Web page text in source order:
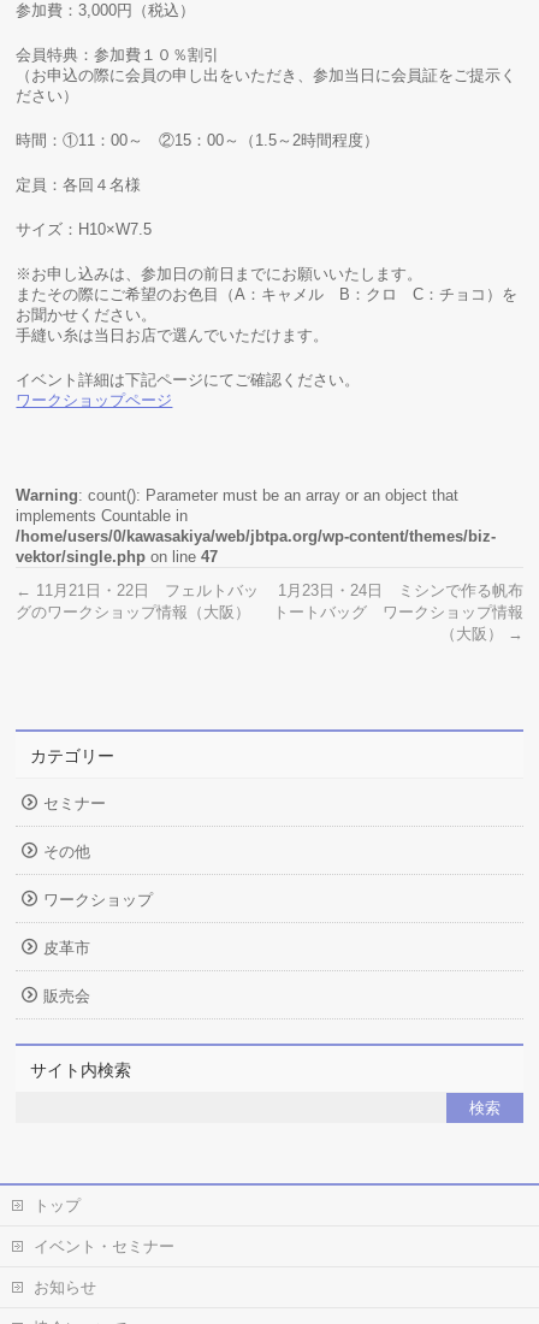
参加費：3,000円（税込）
会員特典：参加費１０％割引
（お申込の際に会員の申し出をいただき、参加当日に会員証をご提示く
ださい）
時間：①11：00～ ②15：00～（1.5～2時間程度）
定員：各回４名様
サイズ：H10×W7.5
※お申し込みは、参加日の前日までにお願いいたします。
またその際にご希望のお色目（A：キャメル B：クロ C：チョコ）を
お聞かせください。
手縫い糸は当日お店で選んでいただけます。
イベント詳細は下記ページにてご確認ください。
ワークショップページ
Warning: count(): Parameter must be an array or an object that
implements Countable in
/home/users/0/kawasakiya/web/jbtpa.org/wp-content/themes/biz-
vektor/single.php on line47
← 11月21日・22日 フェルトバッ
グのワークショップ情報（大阪）
1月23日・24日 ミシンで作る帆布
トートバッグ ワークショップ情報
（大阪）
→
カテゴリー
セミナー
その他
ワークショップ
皮革市
販売会
サイト内検索
トップ
イベント・セミナー
お知らせ